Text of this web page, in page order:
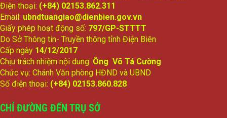
Điện thoại: (+84) 02153.862.311
Email: ubndtuangiao@dienbien.gov.vn
Giấy phép hoạt động số: 797/GP-STTTT
Do Sở Thông tin- Truyền thông tỉnh Điện Biên
Cấp ngày 14/12/2017
Chịu trách nhiệm nội dung: Ông Võ Tá Cường
Chức vụ: Chánh Văn phòng HĐND và UBND
Số điện thoại: (+84) 02153.860.828
CHỈ ĐƯỜNG ĐẾN TRỤ SỞ